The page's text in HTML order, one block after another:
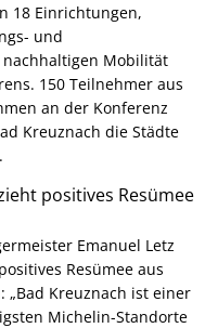
18 Einrichtungen,
und
Mobilität
150 Teilnehmer aus
an der Konferenz
Kreuznach die Städte
positives Resümee
Emanuel Letz
Resümee aus
„Bad Kreuznach ist einer
Michelin-Standorte